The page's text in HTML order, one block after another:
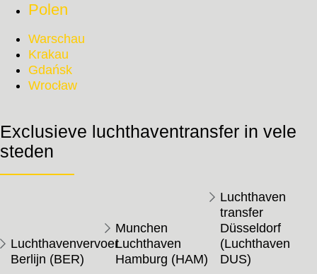
Polen
Warschau
Krakau
Gdańsk
Wrocław
Exclusieve luchthaventransfer in vele
steden
Luchthavenvervoer
Berlijn (BER)
Munchen
Luchthaven
Hamburg (HAM)
Luchthaven
transfer
Düsseldorf
(Luchthaven
DUS)